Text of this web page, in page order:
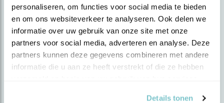
personaliseren, om functies voor social media te bieden
en om ons websiteverkeer te analyseren. Ook delen we
informatie over uw gebruik van onze site met onze
partners voor social media, adverteren en analyse. Deze
partners kunnen deze gegevens combineren met andere
informatie die u aan ze heeft verstrekt of die ze hebben
Details tonen